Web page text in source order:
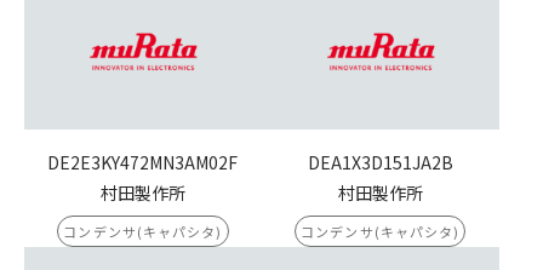
DE2E3KY472MN3AM02F
村田製作所
コンデンサ(キャパシタ)
DEA1X3D151JA2B
村田製作所
コンデンサ(キャパシタ)